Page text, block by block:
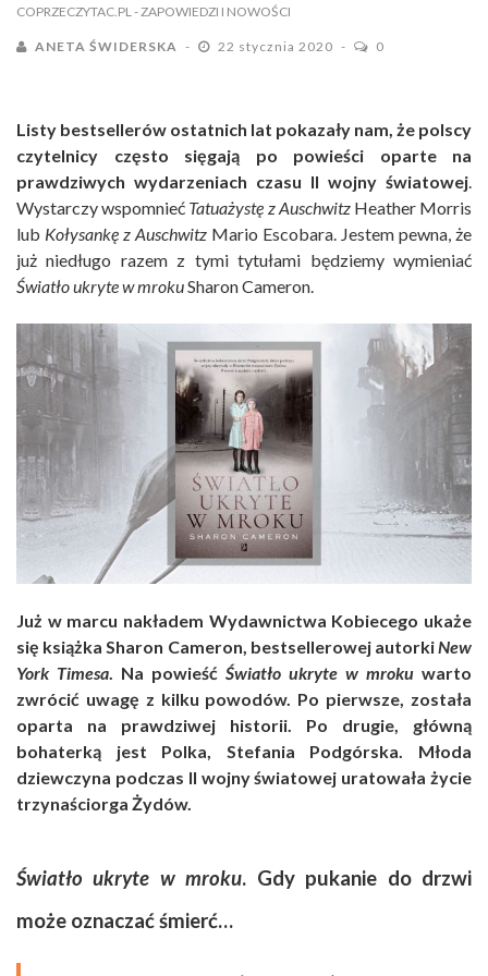
COPRZECZYTAC.PL - ZAPOWIEDZI I NOWOŚCI
ANETA ŚWIDERSKA 22 stycznia 2020 0
Listy bestsellerów ostatnich lat pokazały nam, że polscy
czytelnicy często sięgają po powieści oparte na
prawdziwych wydarzeniach czasu II wojny światowej.
Wystarczy wspomnieć Tatuażystę z AuschwitzHeather Morris
lub Kołysankę z Auschwitz Mario Escobara. Jestem pewna, że
już niedługo razem z tymi tytułami będziemy wymieniać
Światło ukryte w mrokuSharon Cameron.
Już w marcu nakładem Wydawnictwa Kobiecego ukaże
się książka Sharon Cameron, bestsellerowej autorkiNew
York Timesa. Na powieść Światło ukryte w mroku warto
zwrócić uwagę z kilku powodów. Po pierwsze, została
oparta na prawdziwej historii. Po drugie, główną
bohaterką jest Polka, Stefania Podgórska. Młoda
dziewczyna podczas II wojny światowej uratowała życie
trzynaściorga Żydów.
Światło ukryte w mroku. Gdy pukanie do drzwi
może oznaczać śmierć…